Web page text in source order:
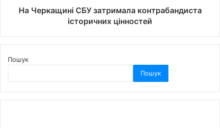
На Черкащині СБУ затримала контрабандиста
історичних цінностей
Пошук
Пошук